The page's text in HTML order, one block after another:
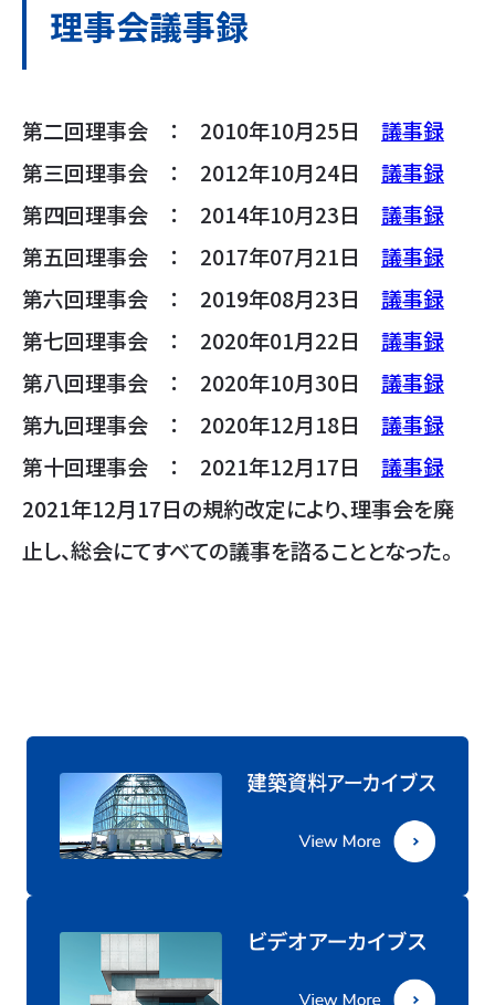
理事会議事録
第二回理事会 ： 2010年10月25日 議事録
第三回理事会 ： 2012年10月24日 議事録
第四回理事会 ： 2014年10月23日 議事録
第五回理事会 ： 2017年07月21日 議事録
第六回理事会 ： 2019年08月23日 議事録
第七回理事会 ： 2020年01月22日 議事録
第八回理事会 ： 2020年10月30日 議事録
第九回理事会 ： 2020年12月18日 議事録
第十回理事会 ： 2021年12月17日 議事録
2021年12月17日の規約改定により、理事会を廃
止し、総会にてすべての議事を諮ることとなった。